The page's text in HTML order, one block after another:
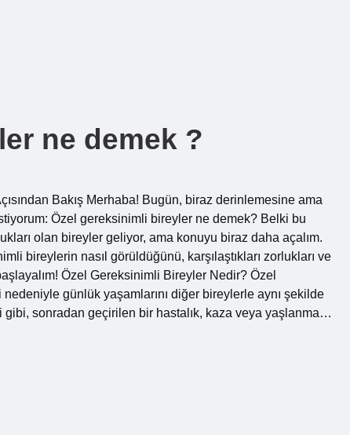
ne demek ?
Bakış Merhaba! Bugün, biraz derinlemesine ama
Özel gereksinimli bireyler ne demek? Belki bu
olan bireyler geliyor, ama konuyu biraz daha açalım.
bireylerin nasıl görüldüğünü, karşılaştıkları zorlukları ve
Özel Gereksinimli Bireyler Nedir? Özel
günlük yaşamlarını diğer bireylerle aynı şekilde
sonradan geçirilen bir hastalık, kaza veya yaşlanma…